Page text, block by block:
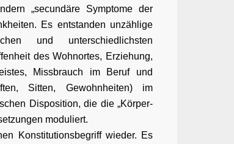
„secundäre Symptome der
Es entstanden unzählige
und unterschiedlichsten
des Wohnortes, Erziehung,
Missbrauch im Beruf und
Sitten, Gewohnheiten) im
Disposition, die die „Körper-
moduliert.
Konstitutionsbegriff wieder. Es